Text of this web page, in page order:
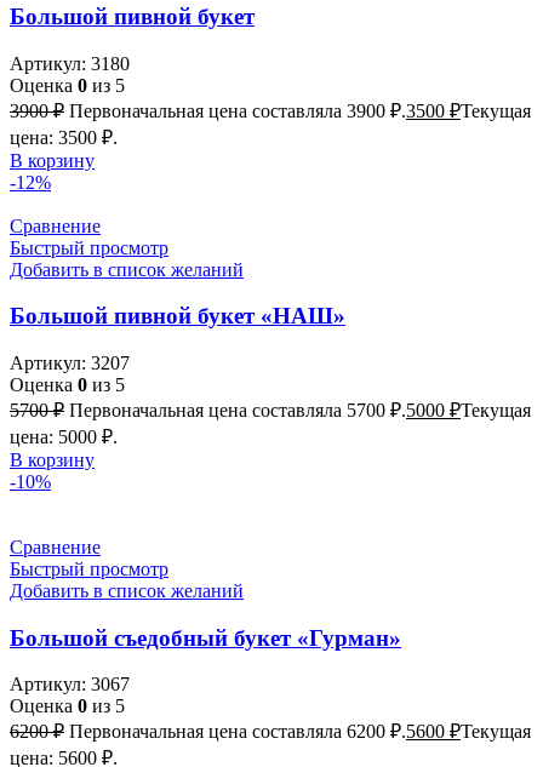
Большой пивной букет
Артикул: 3180
Оценка 0 из 5
3900₽ Первоначальная цена составляла 3900 ₽.3500 ₽Текущая
цена: 3500 ₽.
В корзину
-12%
Сравнение
Быстрый просмотр
Добавить в список желаний
Большой пивной букет «НАШ»
Артикул: 3207
Оценка 0 из 5
5700₽ Первоначальная цена составляла 5700 ₽.5000 ₽Текущая
цена: 5000 ₽.
В корзину
-10%
Сравнение
Быстрый просмотр
Добавить в список желаний
Большой съедобный букет «Гурман»
Артикул: 3067
Оценка 0 из 5
6200₽ Первоначальная цена составляла 6200 ₽.5600 ₽Текущая
цена: 5600 ₽.